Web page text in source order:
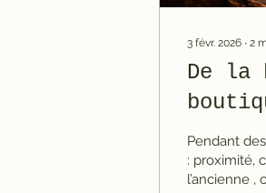
3 févr. 2026 ∙ 2
De la
Pendant
: proximité,
l’ancienne